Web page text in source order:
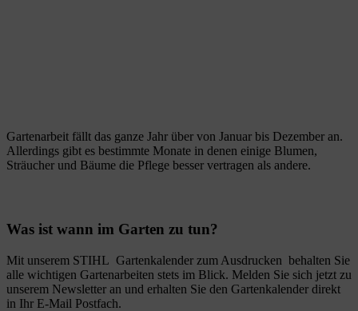
Gartenarbeit fällt das ganze Jahr über von Januar bis Dezember an.
Allerdings gibt es bestimmte Monate in denen einige Blumen,
Sträucher und Bäume die Pflege besser vertragen als andere.
Was ist wann im Garten zu tun?
Mit unserem STIHL Gartenkalender zum Ausdrucken behalten Sie
alle wichtigen Gartenarbeiten stets im Blick. Melden Sie sich jetzt zu
unserem Newsletter an und erhalten Sie den Gartenkalender direkt
in Ihr E-Mail Postfach.